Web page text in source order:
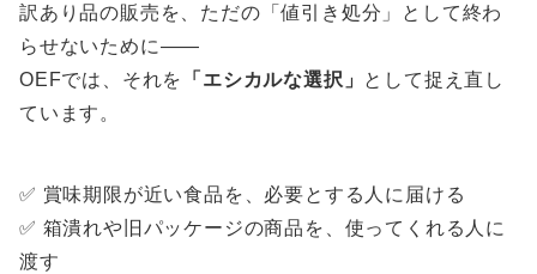
訳あり品の販売を、ただの「値引き処分」として終わ
らせないために——
OEFでは、それを
「エシカルな選択」 として捉え直し
ています。
✅ 賞味期限が近い食品を、必要とする人に届ける
✅ 箱潰れや旧パッケージの商品を、使ってくれる人に
渡す